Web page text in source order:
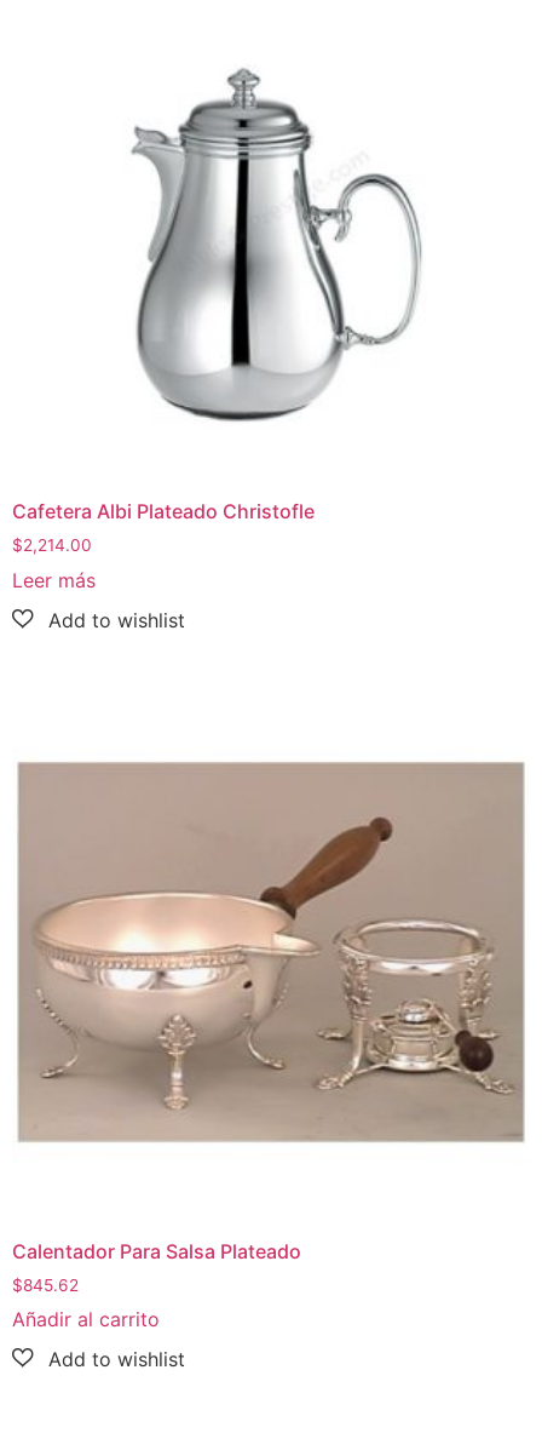
Cafetera Albi Plateado Christofle
$2,214.00
Leer más
Calentador Para Salsa Plateado
$845.62
Añadir al carrito